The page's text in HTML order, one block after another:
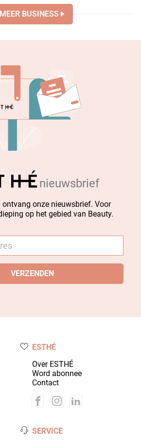
MEER BUSINESS
nieuwsbrief
onze nieuwsbrief. Voor
op het gebied van Beauty.
ESTHÉ
Over ESTHÉ
Word abonnee
Contact
SERVICE